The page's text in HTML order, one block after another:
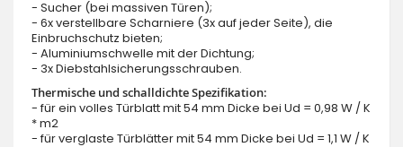
- Sucher (bei massiven Türen);
- 6x verstellbare Scharniere (3x auf jeder Seite), die
Einbruchschutz bieten;
- Aluminiumschwelle mit der Dichtung;
- 3x Diebstahlsicherungsschrauben.
Thermische und schalldichte Spezifikation:
- für ein volles Türblatt mit 54 mm Dicke bei Ud = 0,98 W / K
* m2
- für verglaste Türblätter mit 54 mm Dicke bei Ud = 1,1 W / K